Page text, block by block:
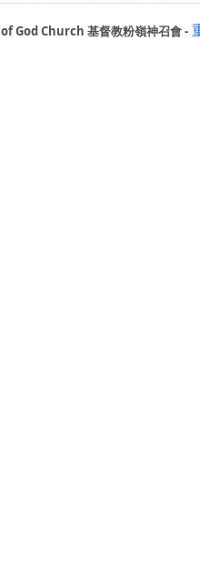
God Church 基督教粉嶺神召會 -